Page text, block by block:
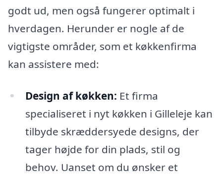
godt ud, men også fungerer optimalt i
hverdagen. Herunder er nogle af de
vigtigste områder, som et køkkenfirma
kan assistere med:
Design af køkken: Et firma
specialiseret i nyt køkken i Gilleleje kan
tilbyde skræddersyede designs, der
tager højde for din plads, stil og
behov. Uanset om du ønsker et